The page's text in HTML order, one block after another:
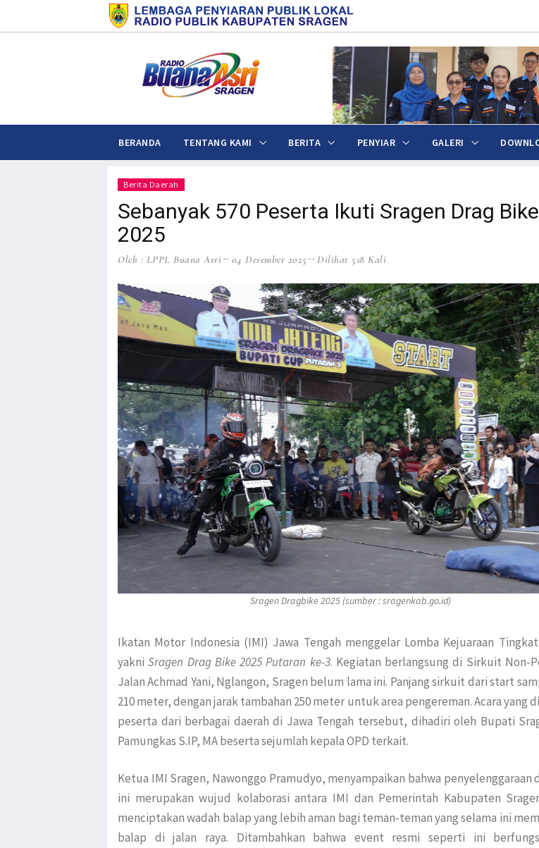
BERANDA TENTANG KAMI BERITA PENYIAR GALERI
Berita Daerah
Sebanyak 570 Peserta Ikuti Sragen Drag Bike
2025
Oleh : LPPL Buana Asri 04 Desember 2025 Dilihat 518 Kali
Sragen Dragbike 2025 (sumber : sragenkab.go.id)
Ikatan Motor Indonesia (IMI) Jawa Tengah menggelar Lomba Kejuaraan
yakniSragen Drag Bike 2025 Putaran ke-3. Kegiatan berlangsung di Sirkuit Non-
Jalan Achmad Yani, Nglangon, Sragen belum lama ini. Panjang sirkuit dari start
210 meter, dengan jarak tambahan 250 meter untuk area pengereman. Acara yang
peserta dari berbagai daerah di Jawa Tengah tersebut, dihadiri oleh Bupati
Pamungkas S.IP, MA beserta sejumlah kepala OPD terkait.
Ketua IMI Sragen, Nawonggo Pramudyo, menyampaikan bahwa penyelenggaraan
ini merupakan wujud kolaborasi antara IMI dan Pemerintah Kabupaten
menciptakan wadah balap yang lebih aman bagi teman-teman yang selama ini
balap di jalan raya. Ditambahkan bahwa event resmi seperti ini